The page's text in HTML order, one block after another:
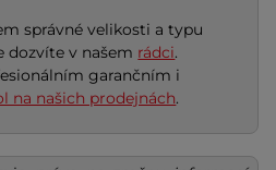
správné velikosti a typu
dozvíte v našem rádci.
garančním i
na našich prodejnách.